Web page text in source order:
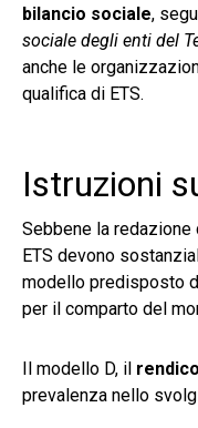
bilancio sociale,
sociale degli enti del
anche le
qualifica di ETS.
Istruzioni
Sebbene la redazione
ETS devono
modello predisposto
per il comparto del
Il modello D, il
prevalenza nello